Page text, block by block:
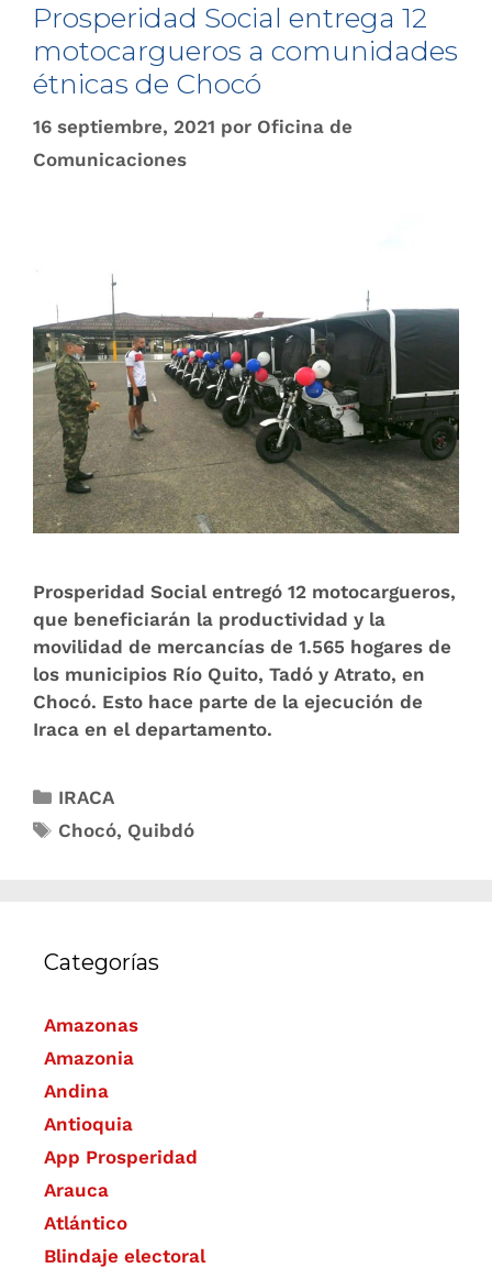
Prosperidad Social entrega 12
motocargueros a comunidades
étnicas de Chocó
16 septiembre, 2021 por Oficina de
Comunicaciones
Prosperidad Social entregó 12 motocargueros,
que beneficiarán la productividad y la
movilidad de mercancías de 1.565 hogares de
los municipios Río Quito, Tadó y Atrato, en
Chocó. Esto hace parte de la ejecución de
Iraca en el departamento.
IRACA
Chocó, Quibdó
Categorías
Amazonas
Amazonia
Andina
Antioquia
App Prosperidad
Arauca
Atlántico
Blindaje electoral